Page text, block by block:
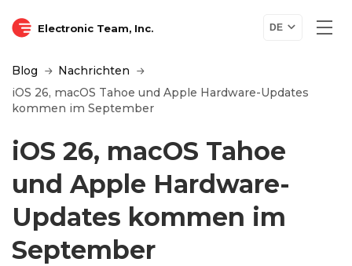
Electronic Team, Inc. DE
Blog
Nachrichten
iOS 26, macOS Tahoe und Apple Hardware-Updates
kommen im September
iOS 26, macOS Tahoe
und Apple Hardware-
Updates kommen im
September